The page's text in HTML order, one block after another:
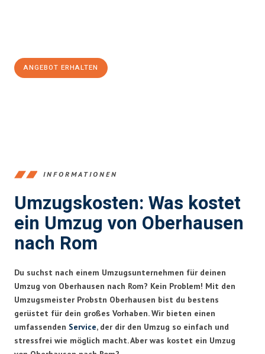
ANGEBOT ERHALTEN
INFORMATIONEN
Umzugskosten: Was kostet
ein Umzug von Oberhausen
nach Rom
Du suchst nach einem Umzugsunternehmen für deinen
Umzug von Oberhausen nach Rom? Kein Problem! Mit den
Umzugsmeister Probstn Oberhausen bist du bestens
gerüstet für dein großes Vorhaben. Wir bieten einen
umfassenden Service, der dir den Umzug so einfach und
stressfrei wie möglich macht. Aber was kostet ein Umzug